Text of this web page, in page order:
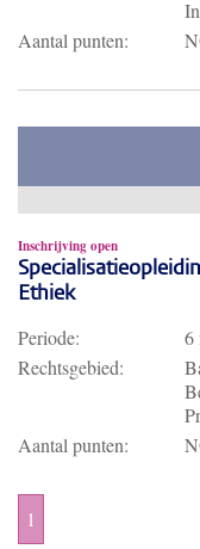
Aantal punten:
Inschrijving open
Ethiek
Periode: 6
Rechtsgebied:
Aantal punten:
1